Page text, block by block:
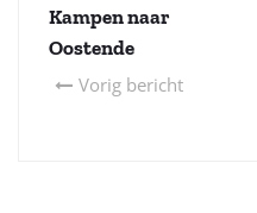
Kampen naar
Oostende
Vorig bericht